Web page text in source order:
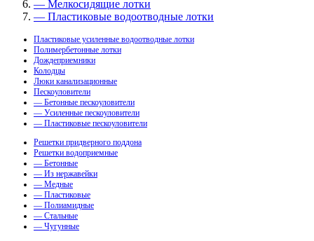
— Мелкосидящие лотки
— Пластиковые водоотводные лотки
Пластиковые усиленные водоотводные лотки
Полимербетонные лотки
Дождеприемники
Колодцы
Люки канализационные
Пескоуловители
— Бетонные пескоуловители
— Усиленные пескоуловители
— Пластиковые пескоуловители
Решетки придверного поддона
Решетки водоприемные
— Бетонные
— Из нержавейки
— Медные
— Пластиковые
— Полиамидные
— Стальные
— Чугунные